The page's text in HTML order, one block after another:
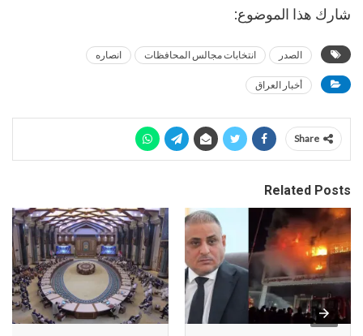
شارك هذا الموضوع:
الصدر انتخابات مجالس المحافظات انصاره
أخبار العراق
Share
Related Posts